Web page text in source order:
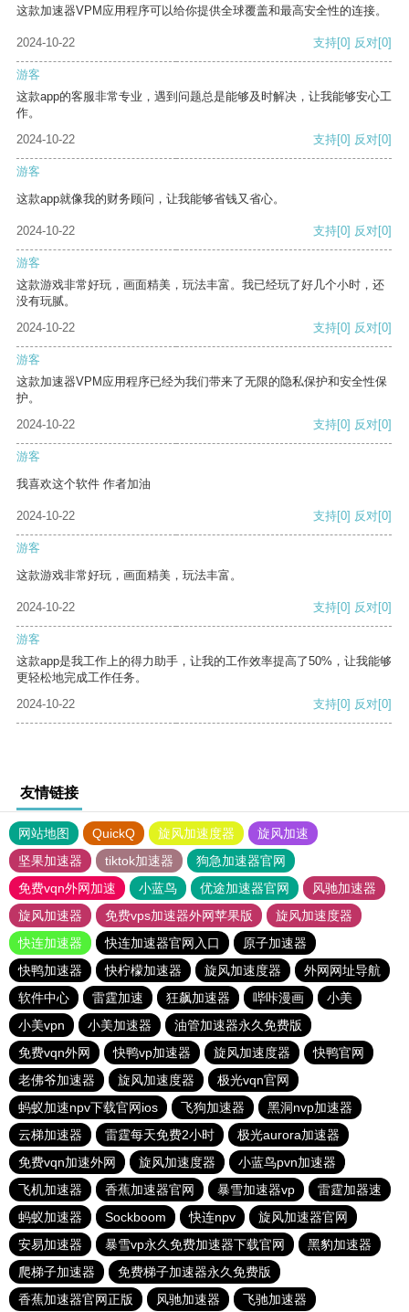
这款加速器VPM应用程序可以给你提供全球覆盖和最高安全性的连接。
2024-10-22 支持[0] 反对[0]
游客
这款app的客服非常专业，遇到问题总是能够及时解决，让我能够安心工
作。
2024-10-22
支持[0] 反对[0]
游客
这款app就像我的财务顾问，让我能够省钱又省心。
2024-10-22 支持[0] 反对[0]
游客
这款游戏非常好玩，画面精美，玩法丰富。我已经玩了好几个小时，还
没有玩腻。
2024-10-22
支持[0] 反对[0]
游客
这款加速器VPM应用程序已经为我们带来了无限的隐私保护和安全性保
护。
2024-10-22
支持[0] 反对[0]
游客
我喜欢这个软件 作者加油
2024-10-22 支持[0] 反对[0]
游客
这款游戏非常好玩，画面精美，玩法丰富。
2024-10-22 支持[0] 反对[0]
游客
这款app是我工作上的得力助手，让我的工作效率提高了50%，让我能够
更轻松地完成工作任务。
2024-10-22
支持[0] 反对[0]
友情链接
网站地图 QuickQ 旋风加速度器
旋风加速
坚果加速器
tiktok加速器
狗急加速器官网
免费vqn外网加速
小蓝鸟 优途加速器官网
风驰加速器
旋风加速器
免费vps加速器外网苹果版
旋风加速度器
快连加速器
快连加速器官网入口
原子加速器
快鸭加速器
快柠檬加速器 旋风加速度器
外网网址导航
软件中心
雷霆加速 狂飙加速器 哔咔漫画
小美
小美vpn
小美加速器
油管加速器永久免费版
免费vqn外网
快鸭vp加速器 旋风加速度器
快鸭官网
老佛爷加速器
旋风加速度器
极光vqn官网
蚂蚁加速npv下载官网ios
飞狗加速器
黑洞nvp加速器
云梯加速器
雷霆每天免费2小时
极光aurora加速器
免费vqn加速外网
旋风加速度器
小蓝鸟pvn加速器
飞机加速器
香蕉加速器官网 暴雪加速器vp
雷霆加器速
蚂蚁加速器
Sockboom 快连npv
旋风加速器官网
安易加速器
暴雪vp永久免费加速器下载官网
黑豹加速器
爬梯子加速器
免费梯子加速器永久免费版
香蕉加速器官网正版
风驰加速器 飞驰加速器